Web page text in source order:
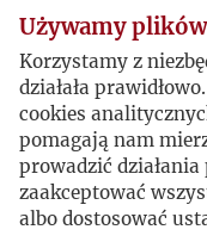
Autor
Połczyński
Używamy
Korzystamy z
działała
cookies
pomagają nam
prowadzić
zaakceptować
albo dostosować